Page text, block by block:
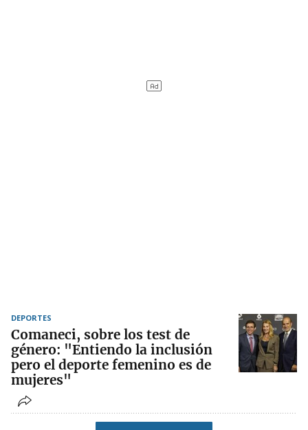
DEPORTES
Comaneci, sobre los test de
género: "Entiendo la inclusión
pero el deporte femenino es de
mujeres"